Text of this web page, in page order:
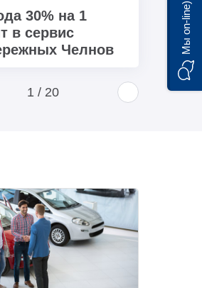
30% на 1
в сервис
Челнов
1 / 20
Мы on-line)